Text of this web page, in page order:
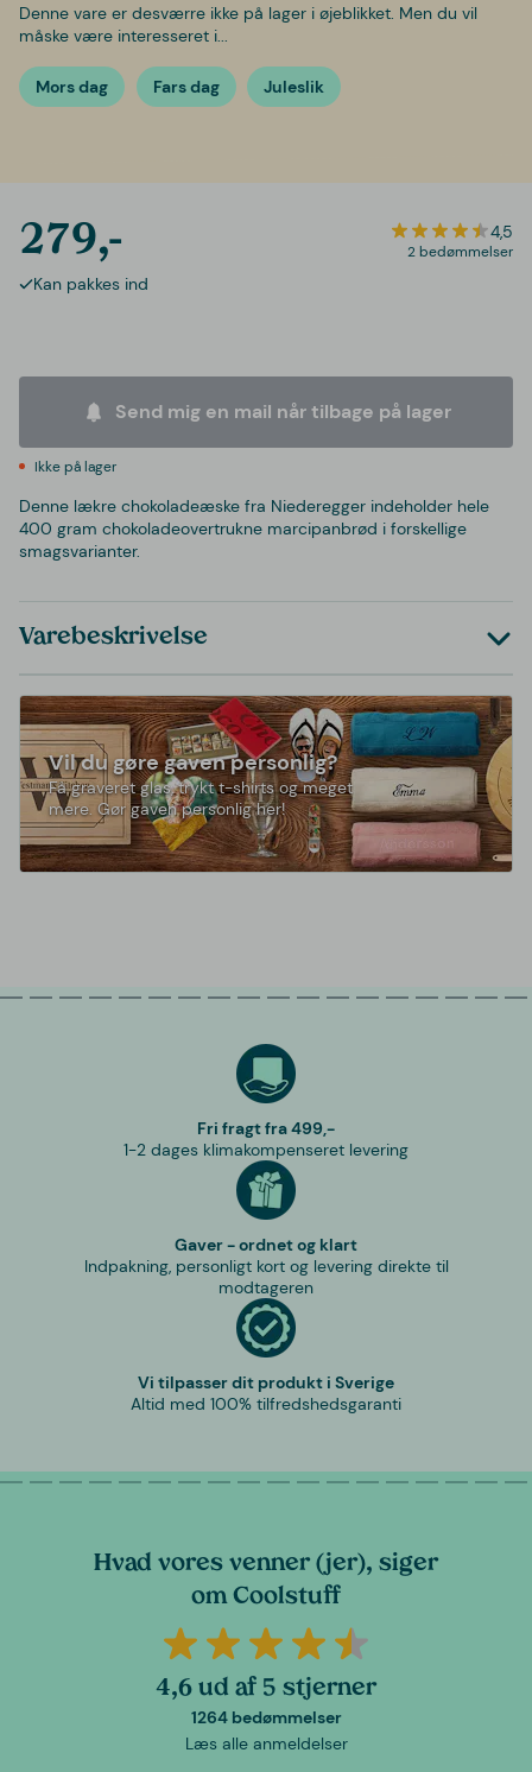
Denne vare er desværre ikke på lager i øjeblikket. Men du vil
måske være interesseret i...
Mors dag Fars dag Juleslik
279,- 4,5
2 bedømmelser
Kan pakkes ind
Send mig en mail når tilbage på lager
Ikke på lager
Denne lækre chokoladeæske fra Niederegger indeholder hele
400 gram chokoladeovertrukne marcipanbrød i forskellige
smagsvarianter.
Varebeskrivelse
Vil du gøre gaven personlig?
Få graveret glas, trykt t-shirts og meget
mere. Gør gaven personlig her!
Fri fragt fra 499,-
1-2 dages klimakompenseret levering
Gaver - ordnet og klart
Indpakning, personligt kort og levering direkte til
modtageren
Vi tilpasser dit produkt i Sverige
Altid med 100% tilfredshedsgaranti
Hvad vores venner (jer), siger
om Coolstuff
4,6 ud af 5 stjerner
1264 bedømmelser
Læs alle anmeldelser